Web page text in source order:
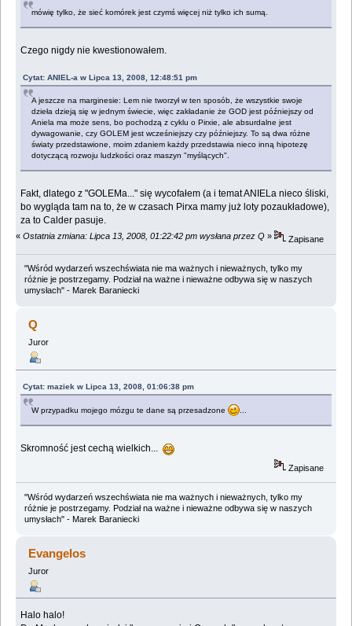
mówię tylko, że sieć komórek jest czymś więcej niż tylko ich sumą.
Czego nigdy nie kwestionowałem.
Cytat: ANIEL-a w Lipca 13, 2008, 12:48:51 pm
A jeszcze na marginesie: Lem nie tworzył w ten sposób, że wszystkie swoje
dzieła dzieją się w jednym świecie, więc zakładanie że GOD jest późniejszy od
Aniela ma może sens, bo pochodzą z cyklu o Pirxie, ale absurdalne jest
dywagowanie, czy GOLEM jest wcześniejszy czy późniejszy. To są dwa różne
światy przedstawione, moim zdaniem każdy przedstawia nieco inną hipotezę
dotyczącą rozwoju ludzkości oraz maszyn "myślących".
Fakt, dlatego z "GOLEMa..." się wycofałem (a i temat ANIELa nieco śliski,
bo wygląda tam na to, że w czasach Pirxa mamy już loty pozaukładowe),
za to Calder pasuje.
« Ostatnia zmiana: Lipca 13, 2008, 01:22:42 pm wysłana przez Q » Zapisane
"Wśród wydarzeń wszechświata nie ma ważnych i nieważnych, tylko my
różnie je postrzegamy. Podział na ważne i nieważne odbywa się w naszych
umysłach" - Marek Baraniecki
Q
Juror
Cytat: maziek w Lipca 13, 2008, 01:06:38 pm
W przypadku mojego mózgu te dane są przesadzone ...
Skromność jest cechą wielkich...
Zapisane
"Wśród wydarzeń wszechświata nie ma ważnych i nieważnych, tylko my
różnie je postrzegamy. Podział na ważne i nieważne odbywa się w naszych
umysłach" - Marek Baraniecki
Evangelos
Juror
Halo halo!